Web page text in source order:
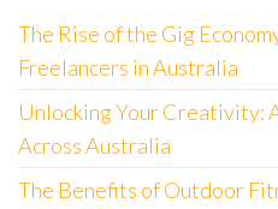
The Rise of the Gig
Freelancers in Australia
Unlocking Your Creativity:
Across Australia
The Benefits of Outdoor